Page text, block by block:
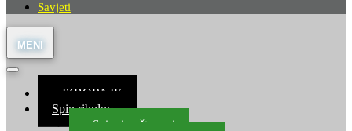
Savjeti
≡ IZBORNIK
Spin ribolov
Spinning štapovi